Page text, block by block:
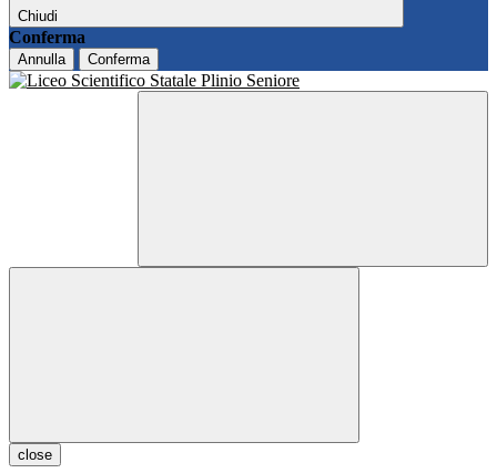
Chiudi
Conferma
Annulla Conferma
close